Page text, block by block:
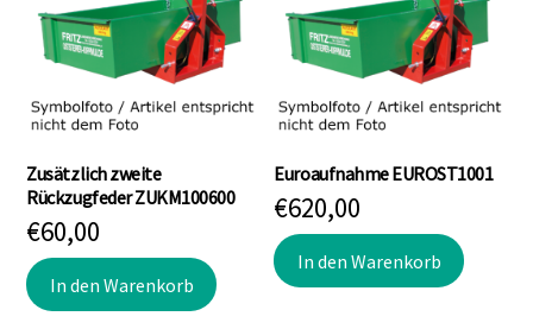
Zusätzlich zweite
Rückzugfeder ZUKM100600
€60,00
In den Warenkorb
Euroaufnahme EUROST1001
€620,00
In den Warenkorb